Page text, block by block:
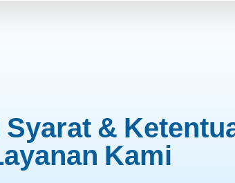
&
Kami